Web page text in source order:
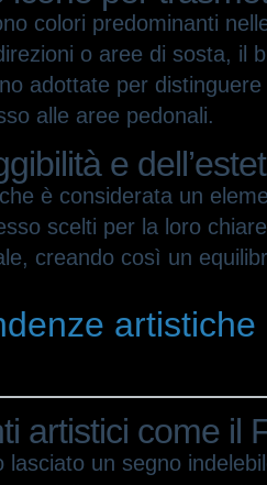
colori predominanti
o aree di sosta, il
adottate per
alle aree pedonali.
e
è considerata un
scelti per la loro
creando così un
artistici come il
un segno